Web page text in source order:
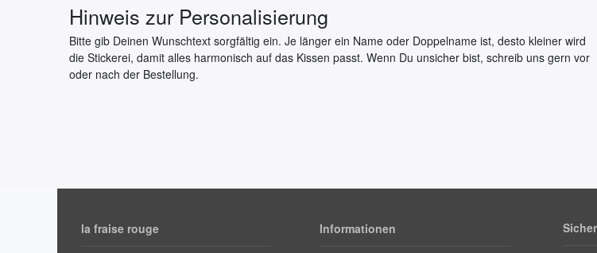
Hinweis zur Personalisierung
Bitte gib Deinen Wunschtext sorgfältig ein. Je länger ein Name oder Doppelname ist, desto kleiner wird
die Stickerei, damit alles harmonisch auf das Kissen passt. Wenn Du unsicher bist, schreib uns gern vor
oder nach der Bestellung.
la fraise rouge
Informationen